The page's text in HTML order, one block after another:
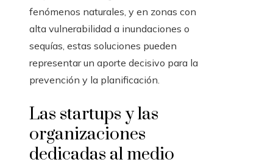
fenómenos naturales, y en zonas con
alta vulnerabilidad a inundaciones o
sequías, estas soluciones pueden
representar un aporte decisivo para la
prevención y la planificación.
Las startups y las
organizaciones
dedicadas al medio